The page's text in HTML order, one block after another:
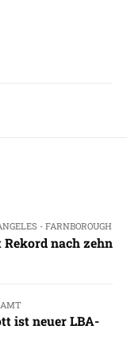
- FARNBOROUGH
nach zehn
ist neuer LBA-